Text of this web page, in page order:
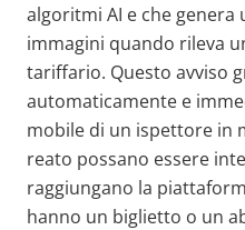
algoritmi AI e che genera
immagini quando rileva
tariffario. Questo avviso
automaticamente e
mobile di un ispettore in
reato possano essere
raggiungano la
hanno un biglietto o un